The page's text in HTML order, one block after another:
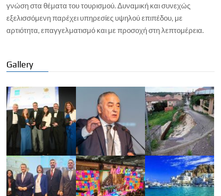
γνώση στα θέματα του τουρισμού. Δυναμική και συνεχώς
εξελισσόμενη παρέχει υπηρεσίες υψηλού επιπέδου, με
αρτιότητα, επαγγελματισμό και με προσοχή στη λεπτομέρεια.
Gallery